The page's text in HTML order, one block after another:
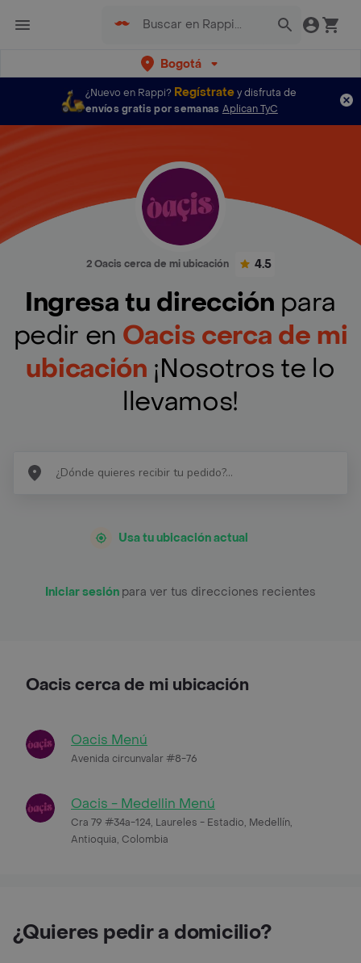
Bogotá
¿Nuevo en Rappi? Regístratey disfruta de
envíos gratis por semanas Aplican TyC
2 Oacis cerca de mi ubicación 4.5
Ingresa tu dirección para
pedir en Oacis cerca de mi
ubicación ¡Nosotros te lo
llevamos!
Usa tu ubicación actual
Iniciar sesión para ver tus direcciones recientes
Oacis cerca de mi ubicación
Oacis Menú
Avenida circunvalar #8-76
Oacis - Medellin Menú
Cra 79 #34a-124, Laureles - Estadio, Medellín,
Antioquia, Colombia
¿Quieres pedir a domicilio?